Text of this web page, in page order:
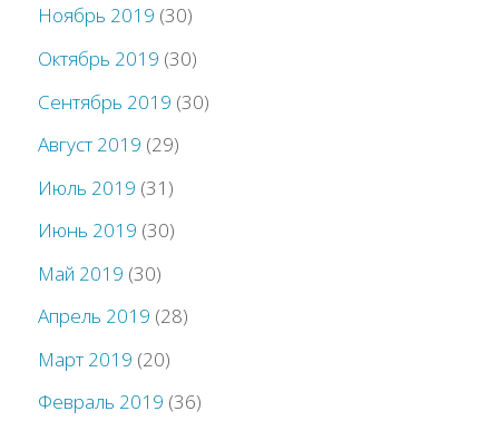
Ноябрь 2019 (30)
Октябрь 2019 (30)
Сентябрь 2019 (30)
Август 2019 (29)
Июль 2019 (31)
Июнь 2019 (30)
Май 2019 (30)
Апрель 2019 (28)
Март 2019 (20)
Февраль 2019 (36)